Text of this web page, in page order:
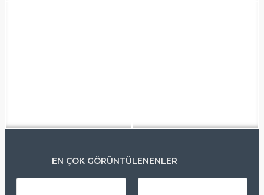
EN ÇOK GÖRÜNTÜLENENLER